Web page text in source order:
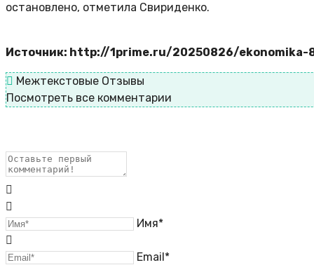
остановлено, отметила Свириденко.
Источник: http://1prime.ru/20250826/ekonomika-
Межтекстовые Отзывы
Посмотреть все комментарии
Имя*
Email*